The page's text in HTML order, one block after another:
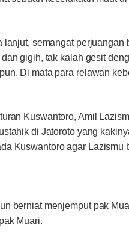
lanjut, semangat
gigih, tak kalah gesit
Di mata para relawan
Kuswantoro, Amil
di Jatoroto yang
Kuswantoro agar
berniat menjemput pak
Muari.